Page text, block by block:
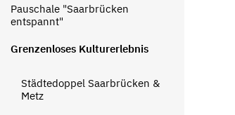
Pauschale "Saarbrücken
entspannt"
Grenzenloses Kulturerlebnis
Städtedoppel Saarbrücken &
Metz